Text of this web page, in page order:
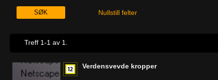
Nullstill felter
Treff 1-1 av 1.
Verdensvevde kropper